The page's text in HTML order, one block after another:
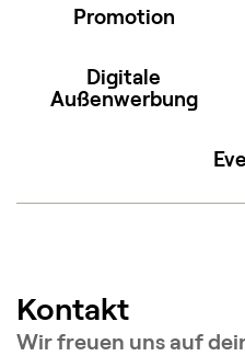
Promotion
Digitale
Außenwerbung
Kontakt
Wir freuen uns auf